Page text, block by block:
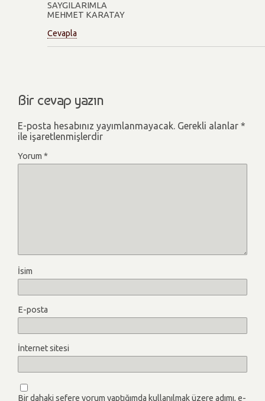
SAYGILARIMLA
MEHMET KARATAY
Cevapla
Bir cevap yazın
E-posta hesabınız yayımlanmayacak. Gerekli alanlar *
ile işaretlenmişlerdir
Yorum *
İsim
E-posta
İnternet sitesi
Bir dahaki sefere yorum yaptığımda kullanılmak üzere adımı, e-